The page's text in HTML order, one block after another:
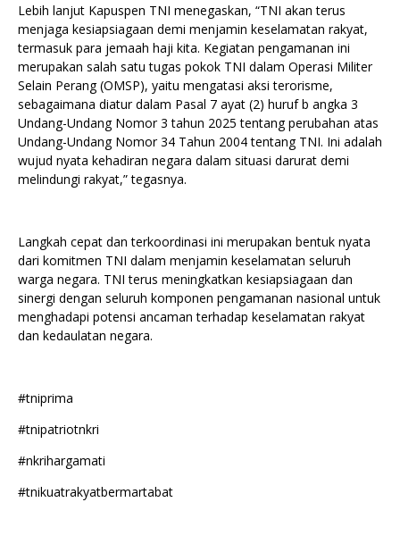
Lebih lanjut Kapuspen TNI menegaskan, “TNI akan terus
menjaga kesiapsiagaan demi menjamin keselamatan rakyat,
termasuk para jemaah haji kita. Kegiatan pengamanan ini
merupakan salah satu tugas pokok TNI dalam Operasi Militer
Selain Perang (OMSP), yaitu mengatasi aksi terorisme,
sebagaimana diatur dalam Pasal 7 ayat (2) huruf b angka 3
Undang-Undang Nomor 3 tahun 2025 tentang perubahan atas
Undang-Undang Nomor 34 Tahun 2004 tentang TNI. Ini adalah
wujud nyata kehadiran negara dalam situasi darurat demi
melindungi rakyat,” tegasnya.
Langkah cepat dan terkoordinasi ini merupakan bentuk nyata
dari komitmen TNI dalam menjamin keselamatan seluruh
warga negara. TNI terus meningkatkan kesiapsiagaan dan
sinergi dengan seluruh komponen pengamanan nasional untuk
menghadapi potensi ancaman terhadap keselamatan rakyat
dan kedaulatan negara.
#tniprima
#tnipatriotnkri
#nkrihargamati
#tnikuatrakyatbermartabat